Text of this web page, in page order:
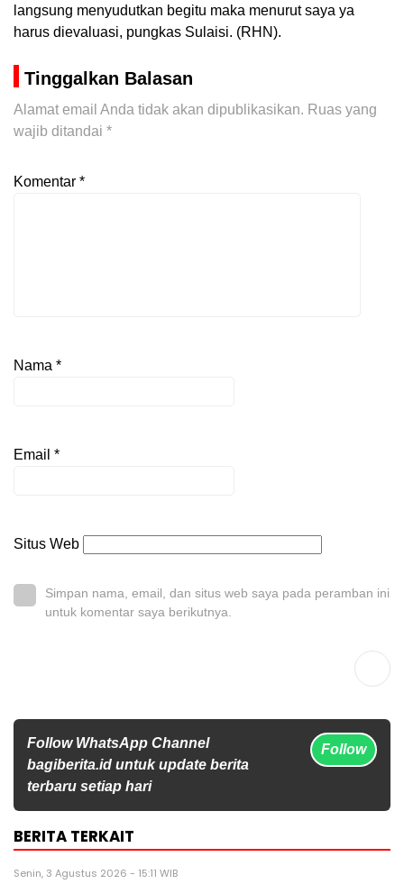
langsung menyudutkan begitu maka menurut saya ya
harus dievaluasi, pungkas Sulaisi. (RHN).
Tinggalkan Balasan
Alamat email Anda tidak akan dipublikasikan. Ruas yang
wajib ditandai *
Komentar *
Nama *
Email *
Situs Web
Simpan nama, email, dan situs web saya pada peramban ini
untuk komentar saya berikutnya.
Follow WhatsApp Channel
bagiberita.id untuk update berita
terbaru setiap hari
Follow
BERITA TERKAIT
Senin, 3 Agustus 2026 - 15:11 WIB